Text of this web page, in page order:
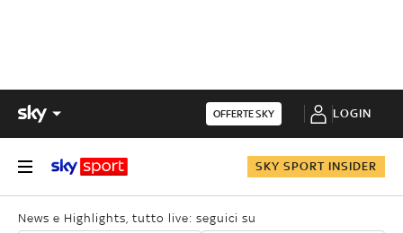
OFFERTE SKY LOGIN
SKY SPORT INSIDER
News e Highlights, tutto live: seguici su